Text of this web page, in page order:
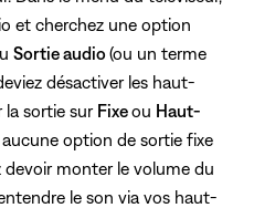
et cherchez une option
Sortie audio (ou un terme
désactiver les haut-
la sortie sur Fixeou Haut-
aucune option de sortie fixe
devoir monter le volume du
le son via vos haut-